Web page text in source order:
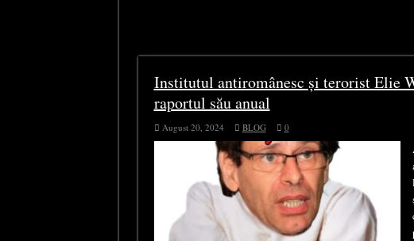
Institutul antiromânesc și terorist Elie
raportul său anual
August 20, 2024 BLOG 0